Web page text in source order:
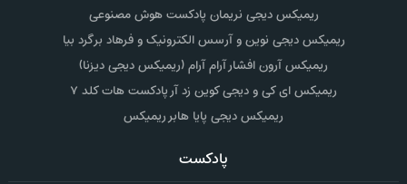
ریمیکس دیجی نریمان پادکست هوش مصنوعی
ریمیکس دیجی نوین و آرسس الکترونیک و فرهاد برگرد بیا
ریمیکس آرون افشار آرام آرام (ریمیکس دیجی دیزنا)
ریمیکس ای کی و دیجی کوین زد آر پادکست هات کلد ۷
ریمیکس دیجی پایا هابر ریمیکس
پادکست